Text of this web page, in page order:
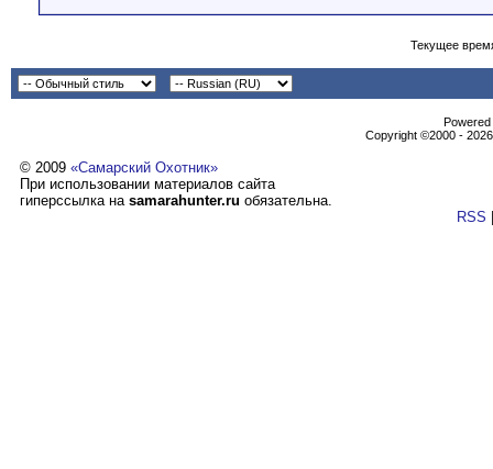
Текущее
Copyright ©2000 -
© 2009 «Самарский Охотник»
При использовании материалов сайта
гиперссылка на samarahunter.ru обязательна.
RSS